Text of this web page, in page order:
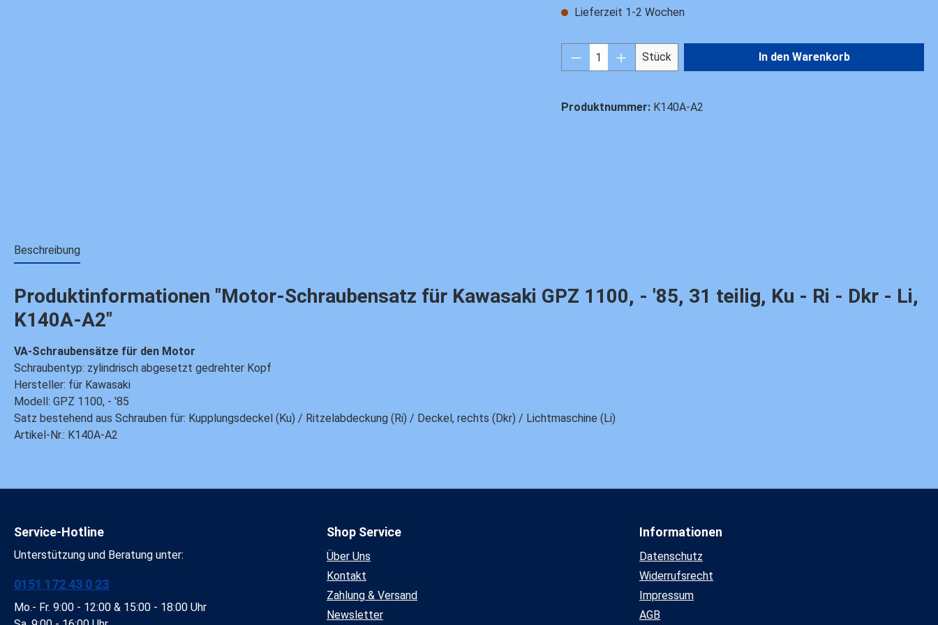
Lieferzeit 1-2 Wochen
Produkt Anzahl: Gib den gewünschten Wert ein
Stück In den Warenkorb
Produktnummer: K140A-A2
Beschreibung
Produktinformationen "Motor-Schraubensatz für Kawasaki GPZ 1100, - '85, 31 teilig, Ku - Ri - Dkr - Li,
K140A-A2"
VA-Schraubensätze für den Motor
Schraubentyp: zylindrisch abgesetzt gedrehter Kopf
Hersteller: für Kawasaki
Modell: GPZ 1100, - '85
Satz bestehend aus Schrauben für: Kupplungsdeckel (Ku) / Ritzelabdeckung (Ri) / Deckel, rechts (Dkr) / Lichtmaschine (Li)
Artikel-Nr.: K140A-A2
Service-Hotline
Unterstützung und Beratung unter:
0151 172 43 0 23
Mo.- Fr. 9:00 - 12:00 & 15:00 - 18:00 Uhr
Shop Service
Über Uns
Kontakt
Zahlung & Versand
Newsletter
Informationen
Datenschutz
Widerrufsrecht
Impressum
AGB